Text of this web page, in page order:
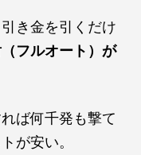
き金を引くだけ
フルオート）が
ば何千発も撃て
が安い。